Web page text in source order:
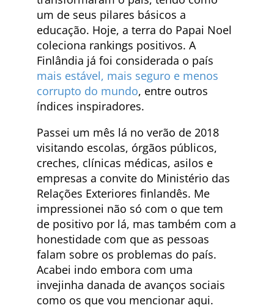
um de seus pilares básicos a
educação. Hoje, a terra do Papai Noel
coleciona rankings positivos. A
Finlândia já foi considerada o país
mais estável, mais seguro e menos
corrupto do mundo, entre outros
índices inspiradores.
Passei um mês lá no verão de 2018
visitando escolas, órgãos públicos,
creches, clínicas médicas, asilos e
empresas a convite do Ministério das
Relações Exteriores finlandês. Me
impressionei não só com o que tem
de positivo por lá, mas também com a
honestidade com que as pessoas
falam sobre os problemas do país.
Acabei indo embora com uma
invejinha danada de avanços sociais
como os que vou mencionar aqui.